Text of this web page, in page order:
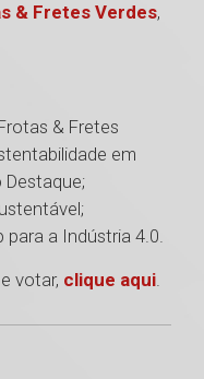
& Fretes Verdes,
& Fretes
em
para a Indústria 4.0.
votar, clique aqui.